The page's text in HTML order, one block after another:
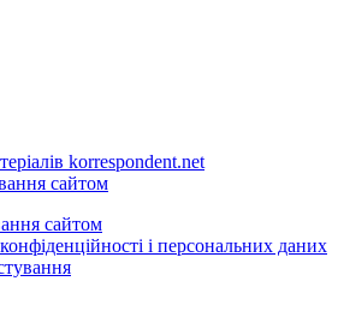
korrespondent.net
сайтом
сайтом
і персональних даних